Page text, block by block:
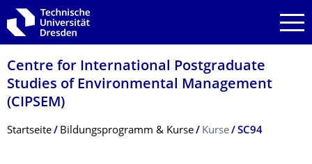
Zur Hauptnavigation springen
Zur Suche springen
Zum Inhalt springen
Centre for International Postgraduate
Studies of Environmental Management
(CIPSEM)
Breadcrumb-Menü
Startseite Bildungsprogramm & Kurse Kurse SC94